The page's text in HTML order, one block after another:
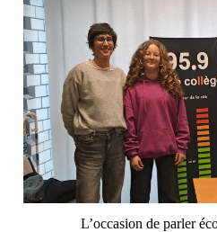
L’occasion de parler